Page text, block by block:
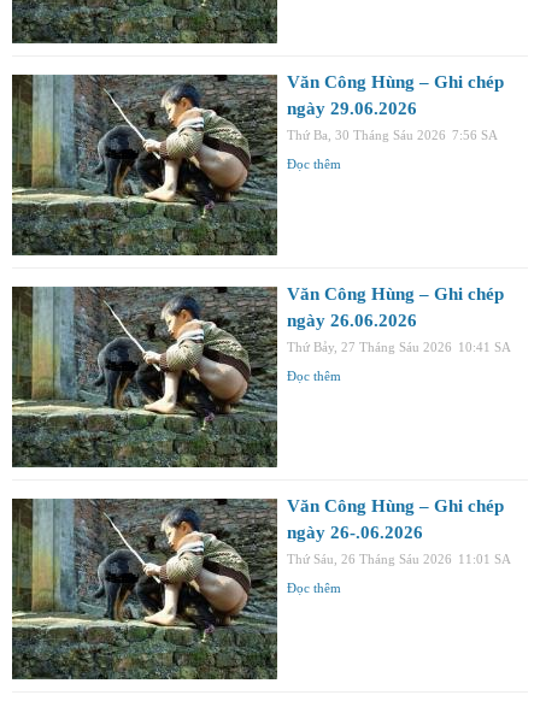
Văn Công Hùng – Ghi chép
ngày 29.06.2026
Thứ Ba, 30 Tháng Sáu 2026 7:56 SA
Đọc thêm
Văn Công Hùng – Ghi chép
ngày 26.06.2026
Thứ Bảy, 27 Tháng Sáu 2026 10:41 SA
Đọc thêm
Văn Công Hùng – Ghi chép
ngày 26-.06.2026
Thứ Sáu, 26 Tháng Sáu 2026 11:01 SA
Đọc thêm